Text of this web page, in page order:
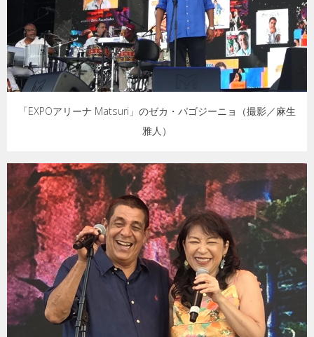
「EXPOアリーナ Matsuri」のゼカ・パゴジーニョ（撮影／麻生
雅人）